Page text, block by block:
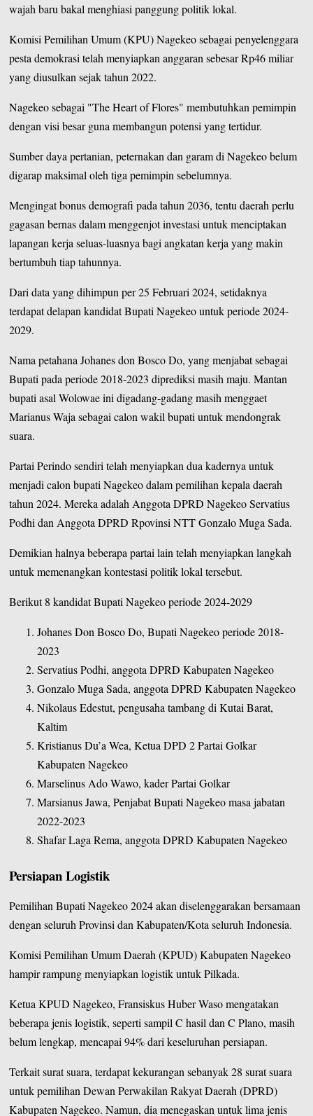
wajah baru bakal menghiasi panggung politik lokal.
Komisi Pemilihan Umum (KPU)Nagekeosebagai penyelenggara
pesta demokrasi telah menyiapkan anggaran sebesar Rp46 miliar
yang diusulkan sejak tahun 2022.
Nagekeo sebagai "The Heart of Flores" membutuhkan pemimpin
dengan visi besar guna membangun potensi yang tertidur.
Sumber daya pertanian, peternakan dan garam di Nagekeo belum
digarap maksimal oleh tiga pemimpin sebelumnya.
Mengingat bonus demografi pada tahun 2036, tentu daerah perlu
gagasan bernas dalam menggenjot investasi untuk menciptakan
lapangan kerja seluas-luasnya bagi angkatan kerja yang makin
bertumbuh tiap tahunnya.
Dari data yang dihimpun per 25 Februari 2024, setidaknya
terdapat delapan kandidat Bupati Nagekeo untuk periode 2024-
2029.
Nama petahana Johanes don Bosco Do, yang menjabat sebagai
Bupati pada periode 2018-2023 diprediksi masih maju. Mantan
bupati asal Wolowae ini digadang-gadang masih menggaet
Marianus Waja sebagai calon wakil bupati untuk mendongrak
suara.
Partai Perindo sendiri telah menyiapkan dua kadernya untuk
menjadi calon bupati Nagekeo dalam pemilihan kepala daerah
tahun 2024. Mereka adalah Anggota DPRD Nagekeo Servatius
Podhi dan Anggota DPRD Rpovinsi NTT Gonzalo Muga Sada.
Demikian halnya beberapa partai lain telah menyiapkan langkah
untuk memenangkan kontestasi politik lokal tersebut.
Berikut 8 kandidat Bupati Nagekeo periode 2024-2029
Johanes Don Bosco Do, Bupati Nagekeo periode 2018-
2023
Servatius Podhi, anggota DPRD Kabupaten Nagekeo
Gonzalo Muga Sada, anggota DPRD Kabupaten Nagekeo
Nikolaus Edestut, pengusaha tambang di Kutai Barat,
Kaltim
Kristianus Du’a Wea, Ketua DPD 2 Partai Golkar
Kabupaten Nagekeo
Marselinus Ado Wawo, kader Partai Golkar
Marsianus Jawa, Penjabat Bupati Nagekeo masa jabatan
2022-2023
Shafar Laga Rema, anggota DPRD Kabupaten Nagekeo
Persiapan Logistik
Pemilihan Bupati Nagekeo 2024 akan diselenggarakan bersamaan
dengan seluruh Provinsi dan Kabupaten/Kota seluruh Indonesia.
Komisi Pemilihan Umum Daerah (KPUD) Kabupaten Nagekeo
hampir rampung menyiapkan logistik untuk Pilkada.
Ketua KPUD Nagekeo, Fransiskus Huber Waso mengatakan
beberapa jenis logistik, seperti sampil C hasil dan C Plano, masih
belum lengkap, mencapai 94% dari keseluruhan persiapan.
Terkait surat suara, terdapat kekurangan sebanyak 28 surat suara
untuk pemilihan Dewan Perwakilan Rakyat Daerah (DPRD)
Kabupaten Nagekeo. Namun, dia menegaskan untuk lima jenis